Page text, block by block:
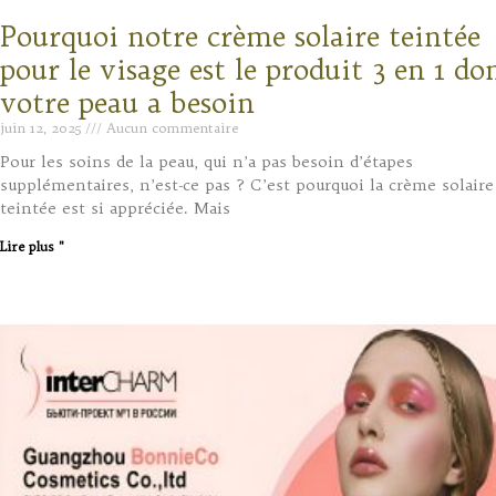
Pourquoi notre crème solaire teintée
pour le visage est le produit 3 en 1
votre peau a besoin
juin 12, 2025 Aucun commentaire
Pour les soins de la peau, qui n’a pas besoin d’étapes
supplémentaires, n’est-ce pas ? C’est pourquoi la crème solaire
teintée est si appréciée. Mais
Lire plus "